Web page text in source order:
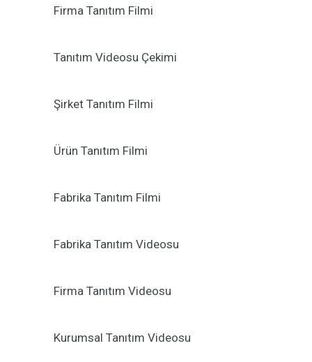
Firma Tanıtım Filmi
Tanıtım Videosu Çekimi
Şirket Tanıtım Filmi
Ürün Tanıtım Filmi
Fabrika Tanıtım Filmi
Fabrika Tanıtım Videosu
Firma Tanıtım Videosu
Kurumsal Tanıtım Videosu